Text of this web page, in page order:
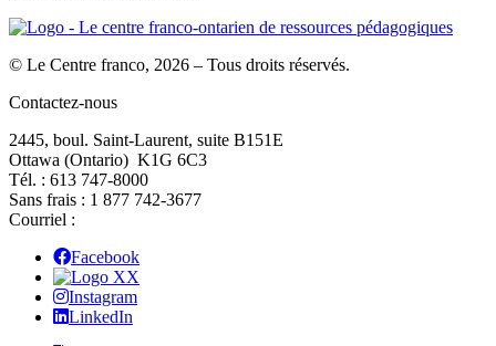
© Le Centre franco, 2026 – Tous droits réservés.
Contactez-nous
2445, boul. Saint-Laurent, suite B151E
Ottawa (Ontario) K1G 6C3
Tél. : 613 747‑8000
Sans frais : 1 877 742‑3677
Courriel :
Facebook
X
Instagram
LinkedIn